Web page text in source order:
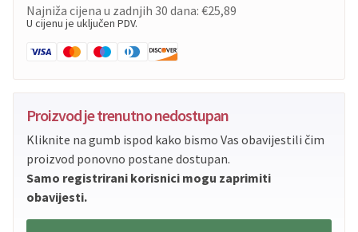
Najniža cijena u zadnjih 30 dana: €25,89
U cijenu je uključen PDV.
Proizvod je trenutno nedostupan
Kliknite na gumb ispod kako bismo Vas obavijestili čim
proizvod ponovno postane dostupan.
Samo registrirani korisnici mogu zaprimiti
obavijesti.